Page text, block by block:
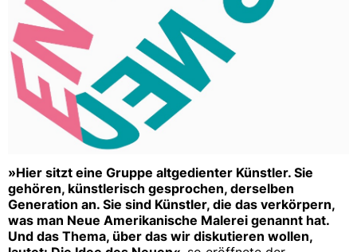
»Hier sitzt eine Gruppe altgedienter Künstler. Sie
gehören, künstlerisch gesprochen, derselben
Generation an. Sie sind Künstler, die das verkörpern,
was man Neue Amerikanische Malerei genannt hat.
Und das Thema, über das wir diskutieren wollen,